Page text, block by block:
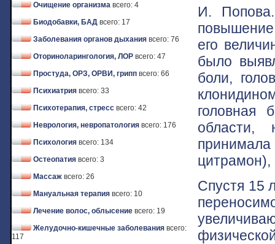
Очищение организма всего: 4
Биодобавки, БАД всего: 17
Заболевания органов дыхания всего: 76
Оториноларингология, ЛОР всего: 47
Простуда, ОРЗ, ОРВИ, грипп всего: 66
Психиатрия всего: 33
Психотерапия, стресс всего: 42
Неврология, невропатология всего: 176
Психология всего: 134
Остеопатия всего: 3
Массаж всего: 26
Мануальная терапия всего: 10
Лечение волос, облысение всего: 19
Желудочно-кишечные заболевания всего:
117
И.
его
было
боли,
головная
области,
цитрамон),
Спустя 15